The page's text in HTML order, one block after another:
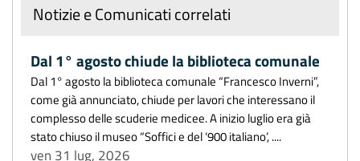
Notizie e Comunicati correlati
Dal 1° agosto chiude la biblioteca comunale
Dal 1° agosto la biblioteca comunale “Francesco Inverni”,
come già annunciato, chiude per lavori che interessano il
complesso delle scuderie medicee. A inizio luglio era già
stato chiuso il museo “Soffici e del ‘900 italiano’, ....
ven 31 lug, 2026